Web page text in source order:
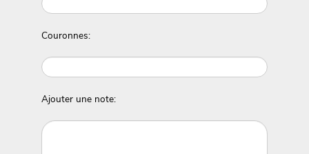
Couronnes:
Ajouter une note: